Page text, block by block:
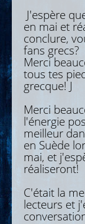
J'espère
en mai et
conclure,
fans grecs?
Merci
tous tes
grecque! J
Merci
l'énergie
meilleur
en Suède
mai, et
réaliseront!
C'était la
lecteurs et